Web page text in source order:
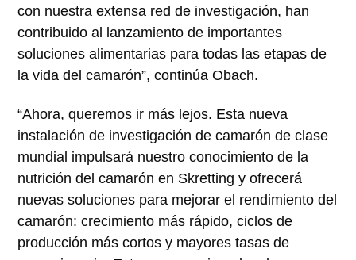
con nuestra extensa red de investigación, han
contribuido al lanzamiento de importantes
soluciones alimentarias para todas las etapas de
la vida del camarón”, continúa Obach.
“Ahora, queremos ir más lejos. Esta nueva
instalación de investigación de camarón de clase
mundial impulsará nuestro conocimiento de la
nutrición del camarón en Skretting y ofrecerá
nuevas soluciones para mejorar el rendimiento del
camarón: crecimiento más rápido, ciclos de
producción más cortos y mayores tasas de